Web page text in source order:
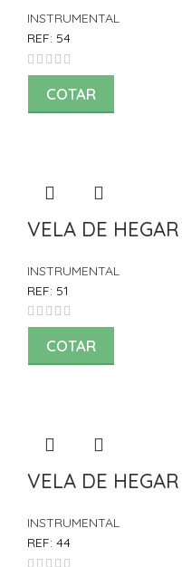
INSTRUMENTAL
REF: 54
COTAR
VELA DE
INSTRUMENTAL
REF: 51
COTAR
VELA DE HEGAR
INSTRUMENTAL
REF: 44